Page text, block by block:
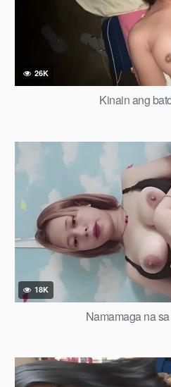
26K
Kinain ang
18K
Namamaga na